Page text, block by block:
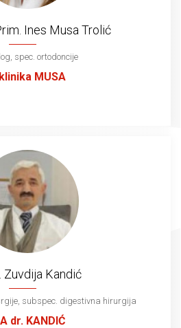
Ines Musa Trolić
spec. ortodoncije
MUSA
Zuvdija Kandić
subspec. digestivna hirurgija
dr. KANDIĆ